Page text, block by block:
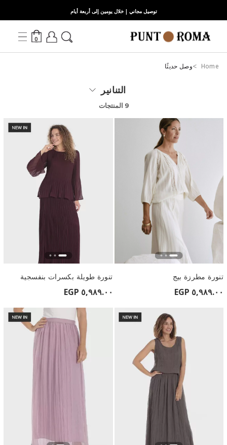
توصيل مجاني | خلال يومين إلى أربعة أيام
0
Home وصل حديثًا
التنانير
9 المنتجات
تنورة مطرزة بيج
٥,٩٨٩.٠٠ EGP
تنورة طويلة بكسرات بنفسجية
٥,٩٨٩.٠٠ EGP